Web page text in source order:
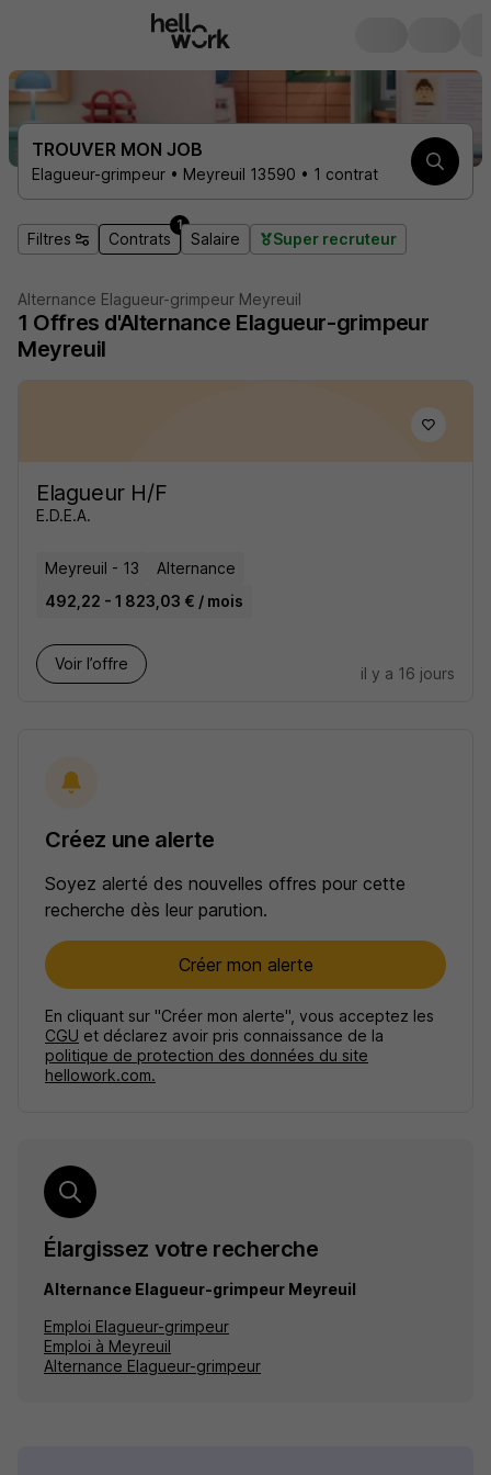
TROUVER MON JOB
Elagueur-grimpeur • Meyreuil 13590 • 1 contrat
Filtres Contrats
1
Salaire Super recruteur
Alternance Elagueur-grimpeur Meyreuil
1 Offres d'Alternance Elagueur-grimpeur
Meyreuil
Elagueur H/F
E.D.E.A.
Meyreuil - 13
Alternance
492,22 - 1 823,03 € / mois
Voir l’offre
il y a 16 jours
Créez une alerte
Soyez alerté des nouvelles offres pour cette
recherche dès leur parution.
Créer mon alerte
En cliquant sur "Créer mon alerte", vous acceptez les
CGU et déclarez avoir pris connaissance de la
politique de protection des données du site
hellowork.com.
Élargissez votre recherche
Alternance Elagueur-grimpeur Meyreuil
Emploi Elagueur-grimpeur
Emploi à Meyreuil
Alternance Elagueur-grimpeur